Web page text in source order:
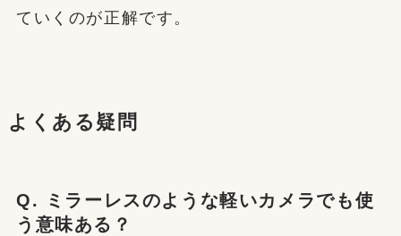
ていくのが正解です。
よくある疑問
Q. ミラーレスのような軽いカメラでも使
う意味ある？